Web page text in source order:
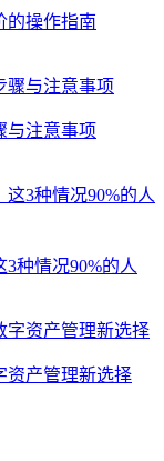
的操作指南
与注意事项
种情况90%的人
资产管理新选择